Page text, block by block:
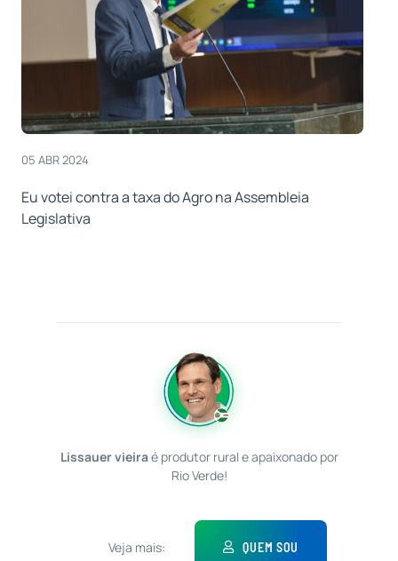
05 ABR 2024
Eu votei contra a taxa do Agro na Assembleia
Legislativa
Lissauer vieiraé produtor rural e apaixonado por
Rio Verde!
Veja mais: QUEM SOU